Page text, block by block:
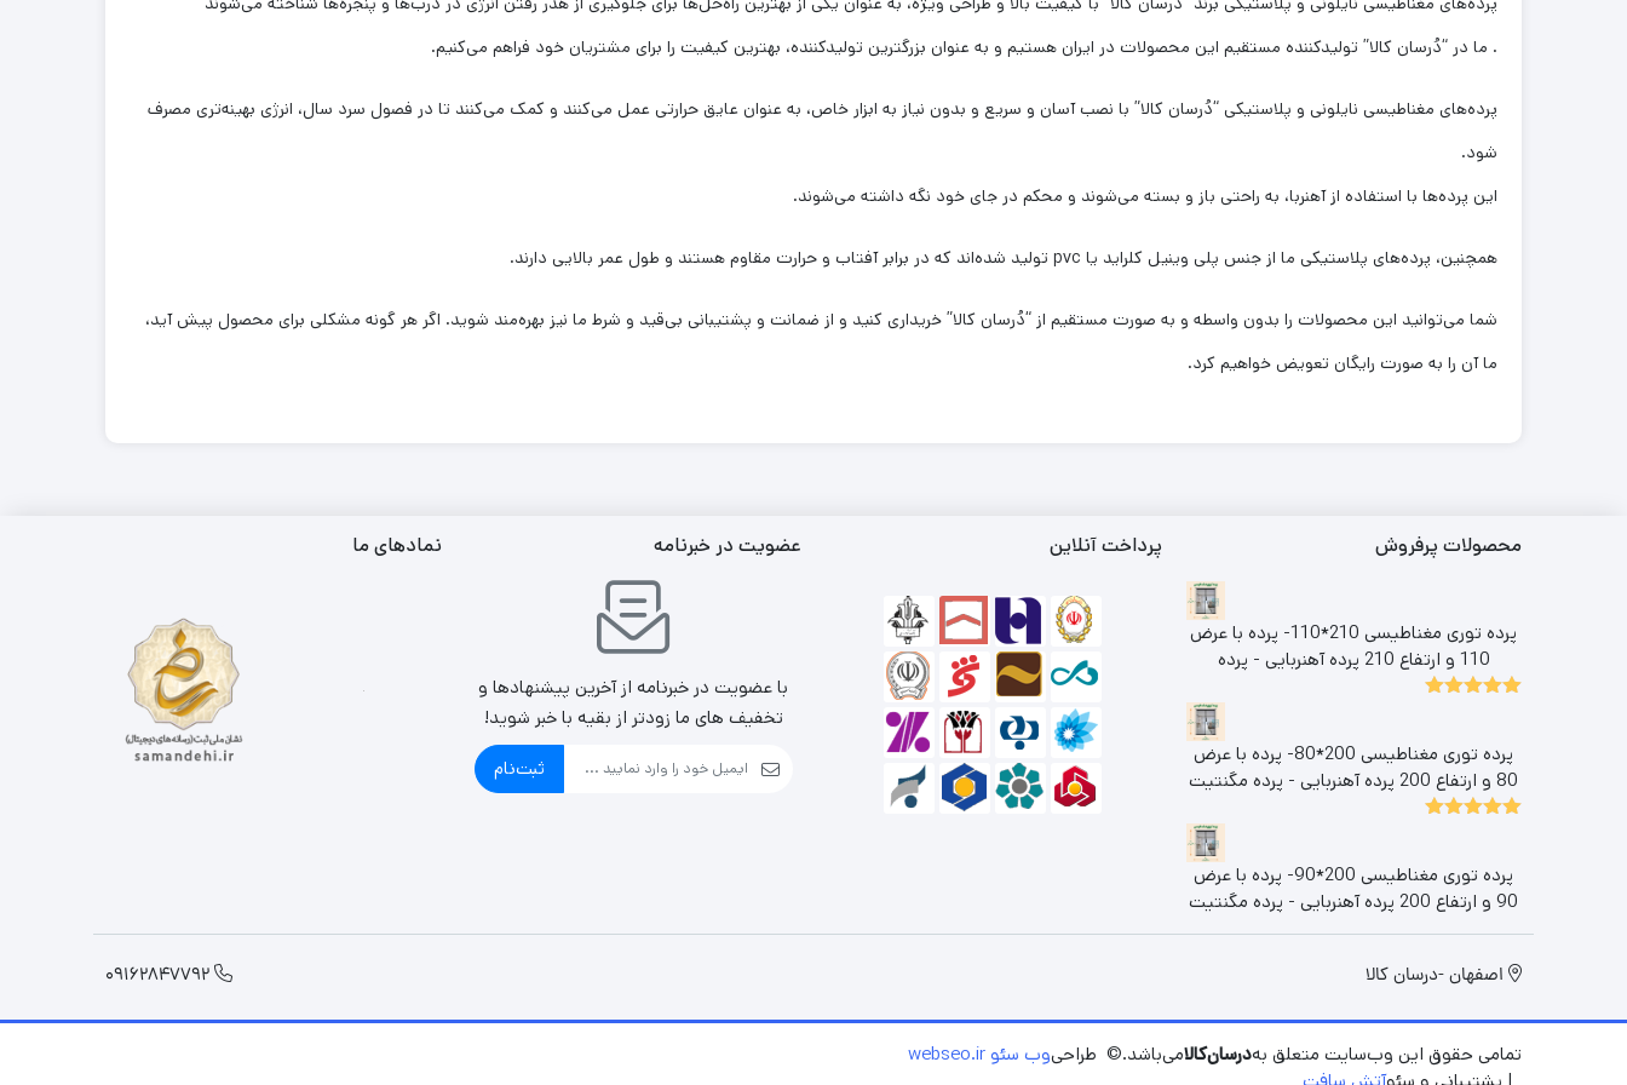
. ما در “دُرسان کالا” تولیدکننده مستقیم این محصولات در ایران هستیم و به عنوان بزرگترین تولیدکننده، بهترین کیفیت را برای مشتریان خود فراهم می‌کنیم.
پرده‌های مغناطیسی نایلونی و پلاستیکی “دُرسان کالا” با نصب آسان و سریع و بدون نیاز به ابزار خاص، به عنوان عایق حرارتی عمل می‌کنند و کمک می‌کنند تا در فصول سرد سال، انرژی بهینه‌تری مصرف
شود.
این پرده‌ها با استفاده از آهنربا، به راحتی باز و بسته می‌شوند و محکم در جای خود نگه داشته می‌شوند.
همچنین، پرده‌های پلاستیکی ما از جنس پلی وینیل کلراید یا pvc تولید شده‌اند که در برابر آفتاب و حرارت مقاوم هستند و طول عمر بالایی دارند.
شما می‌توانید این محصولات را بدون واسطه و به صورت مستقیم از “دُرسان کالا” خریداری کنید و از ضمانت و پشتیبانی بی‌قید و شرط ما نیز بهره‌مند شوید. اگر هر گونه مشکلی برای محصول پیش آید،
ما آن را به صورت رایگان تعویض خواهیم کرد.
محصولات پرفروش
پرده توری مغناطیسی 210*110- پرده با عرض
110 و ارتفاع 210 پرده آهنربایی - پرده
مگنتیت | پرده توری مغناطیسی | پرده مگنتی |
پرده توری مغناطیسی 200*80- پرده با عرض
80 و ارتفاع 200 پرده آهنربایی - پرده مگنتیت
| پرده مغازه | پرده مگنتی | پرده مغناطیسی
پرده توری مغناطیسی 200*90- پرده با عرض
90 و ارتفاع 200 پرده آهنربایی - پرده مگنتیت
| پرده توری مغناطیسی پرده مغازه | پرده مگنتی
پرداخت آنلاین عضویت در خبرنامه
با عضویت در خبرنامه از آخرین پیشنهادها و
تخفیف های ما زودتر از بقیه با خبر شوید!
ثبت‌نام
نمادهای ما
اصفهان -درسان کالا 09162847792
تمامی حقوق این وب‌سایت متعلق بهدرسان‌کالامی‌باشد.© طراحیوب سئو webseo.ir